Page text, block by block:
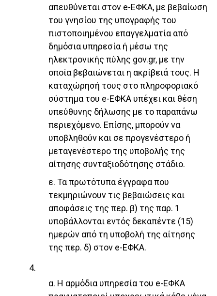
απευθύνεται στον e-ΕΦΚΑ, με βεβαίωση
του γνησίου της υπογραφής του
πιστοποιημένου επαγγελματία από
δημόσια υπηρεσία ή μέσω της
ηλεκτρονικής πύλης gov.gr, με την
οποία βεβαιώνεται η ακρίβειά τους. Η
καταχώρησή τους στο πληροφοριακό
σύστημα του e-ΕΦΚΑ υπέχει και θέση
υπεύθυνης δήλωσης με το παραπάνω
περιεχόμενο. Επίσης, μπορούν να
υποβληθούν και σε προγενέστερο ή
μεταγενέστερο της υποβολής της
αίτησης συνταξιοδότησης στάδιο.
ε. Τα πρωτότυπα έγγραφα που
τεκμηριώνουν τις βεβαιώσεις και
αποφάσεις της περ. β) της παρ. 1
υποβάλλονται εντός δεκαπέντε (15)
ημερών από τη υποβολή της αίτησης
της περ. δ) στον e-ΕΦΚΑ.
4.
α. Η αρμόδια υπηρεσία του e-ΕΦΚΑ